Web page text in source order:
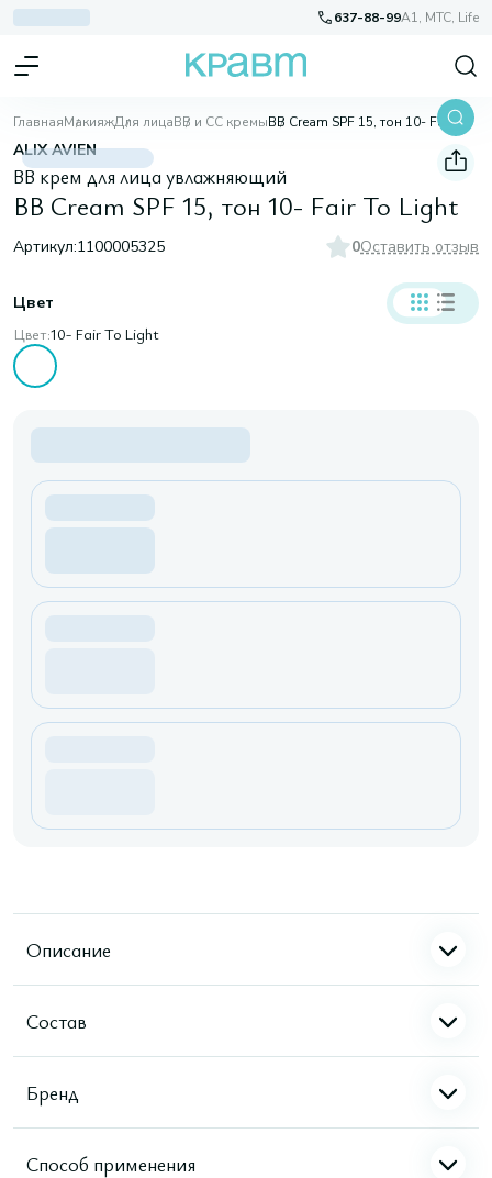
637-88-99A1, МТС, Life
ГлавнаяМакияжДля лицаBB и CC кремы BB Cream SPF 15, тон 10- Fair To Light
ALIX AVIEN
ВВ крем для лица увлажняющий
BB Cream SPF 15, тон 10- Fair To Light
Артикул:1100005325 0Оставить отзыв
Цвет
Цвет:10- Fair To Light
Описание
Состав
Бренд
Способ применения